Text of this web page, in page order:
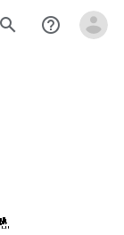
search help_outline